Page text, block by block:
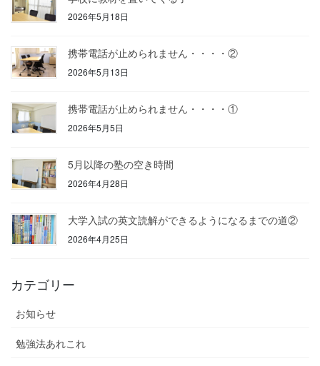
2026年5月18日
携帯電話が止められません・・・・②
2026年5月13日
携帯電話が止められません・・・・①
2026年5月5日
5月以降の塾の空き時間
2026年4月28日
大学入試の英文読解ができるようになるまでの道②
2026年4月25日
カテゴリー
お知らせ
勉強法あれこれ